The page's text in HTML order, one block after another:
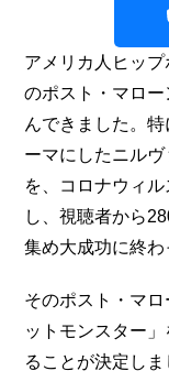
アメリカ人ヒッ
のポスト・マロ
んできました。
ーマにしたニル
を、コロナウィ
し、視聴者から
集め大成功に終わ
そのポスト・マ
ットモンスター
ることが決定し